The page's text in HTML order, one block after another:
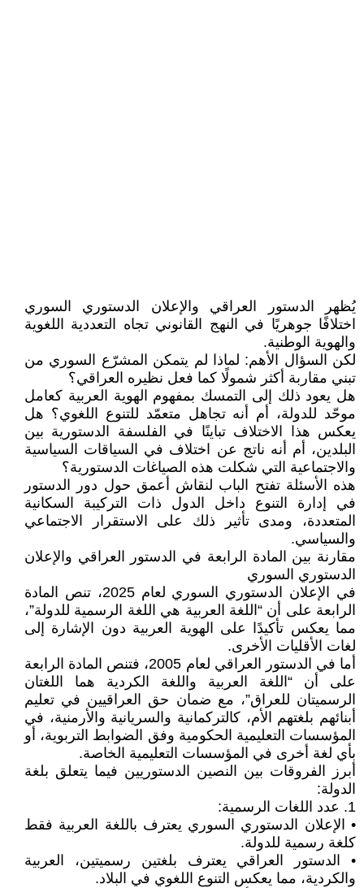
يُظهر الدستور العراقي والإعلان الدستوري السوري
اختلافًا جوهريًا في النهج القانوني تجاه التعددية اللغوية
والهوية الوطنية.
لكن السؤال الأهم: لماذا لم يتمكن المشرّع السوري من
تبني مقاربة أكثر شمولًا كما فعل نظيره العراقي؟
هل يعود ذلك إلى التمسك بمفهوم الهوية العربية كعامل
موحّد للدولة، أم أنه تجاهل متعمّد للتنوع اللغوي؟ هل
يعكس هذا الاختلاف تباينًا في الفلسفة الدستورية بين
البلدين، أم أنه ناتج عن اختلاف في السياقات السياسية
والاجتماعية التي شكلت هذه الصياغات الدستورية؟
هذه الأسئلة تفتح الباب لنقاش أعمق حول دور الدستور
في إدارة التنوع داخل الدول ذات التركيبة السكانية
المتعددة، ومدى تأثير ذلك على الاستقرار الاجتماعي
والسياسي.
مقارنة بين المادة الرابعة في الدستور العراقي والإعلان
الدستوري السوري
في الإعلان الدستوري السوري لعام 2025، تنص المادة
الرابعة على أن “اللغة العربية هي اللغة الرسمية للدولة”،
مما يعكس تأكيدًا على الهوية العربية دون الإشارة إلى
لغات الأقليات الأخرى.
أما في الدستور العراقي لعام 2005، فتنص المادة الرابعة
على أن “اللغة العربية واللغة الكردية هما اللغتان
الرسميتان للعراق”، مع ضمان حق العراقيين في تعليم
أبنائهم بلغتهم الأم، كالتركمانية والسريانية والأرمنية، في
المؤسسات التعليمية الحكومية وفق الضوابط التربوية، أو
بأي لغة أخرى في المؤسسات التعليمية الخاصة.
أبرز الفروقات بين النصين الدستوريين فيما يتعلق بلغة
الدولة:
1. عدد اللغات الرسمية:
• الإعلان الدستوري السوري يعترف باللغة العربية فقط
كلغة رسمية للدولة.
• الدستور العراقي يعترف بلغتين رسميتين، العربية
والكردية، مما يعكس التنوع اللغوي في البلاد.